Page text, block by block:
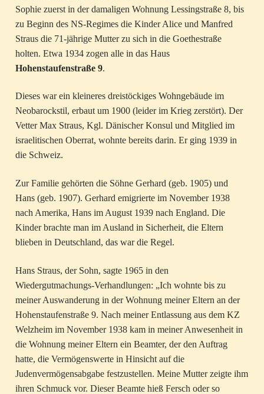
Sophie zuerst in der damaligen Wohnung Lessingstraße 8, bis
zu Beginn des NS-Regimes die Kinder Alice und Manfred
Straus die 71-jährige Mutter zu sich in die Goethestraße
holten. Etwa 1934 zogen alle in das Haus
Hohenstaufenstraße 9.
Dieses war ein kleineres dreistöckiges Wohngebäude im
Neobarockstil, erbaut um 1900 (leider im Krieg zerstört). Der
Vetter Max Straus, Kgl. Dänischer Konsul und Mitglied im
israelitischen Oberrat, wohnte bereits darin. Er ging 1939 in
die Schweiz.
Zur Familie gehörten die Söhne Gerhard (geb. 1905) und
Hans (geb. 1907). Gerhard emigrierte im November 1938
nach Amerika, Hans im August 1939 nach England. Die
Kinder brachte man im Ausland in Sicherheit, die Eltern
blieben in Deutschland, das war die Regel.
Hans Straus, der Sohn, sagte 1965 in den
Wiedergutmachungs-Verhandlungen: „Ich wohnte bis zu
meiner Auswanderung in der Wohnung meiner Eltern an der
Hohenstaufenstraße 9. Nach meiner Entlassung aus dem KZ
Welzheim im November 1938 kam in meiner Anwesenheit in
die Wohnung meiner Eltern ein Beamter, der den Auftrag
hatte, die Vermögenswerte in Hinsicht auf die
Judenvermögensabgabe festzustellen. Meine Mutter zeigte ihm
ihren Schmuck vor. Dieser Beamte hieß Fersch oder so